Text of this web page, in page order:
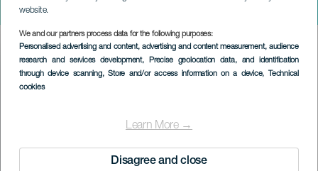
website.
We and our partners process data for the following purposes:
Personalised advertising and content, advertising and content measurement, audience
research and services development, Precise geolocation data, and identification
through device scanning, Store and/or access information on a device, Technical
cookies
Learn More →
Disagree and close
Lanzarote Fashion Week
Imagen
Listado